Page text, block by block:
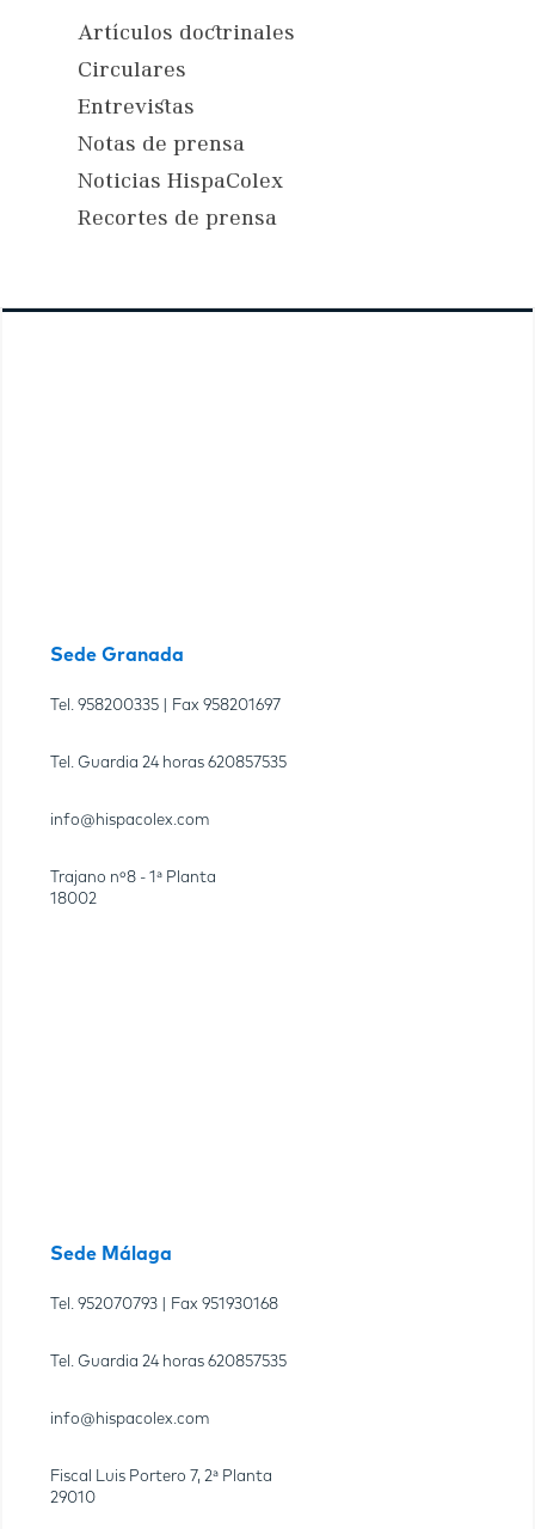
Artículos doctrinales
Circulares
Entrevistas
Notas de prensa
Noticias HispaColex
Recortes de prensa
Sede Granada
Tel. 958200335 | Fax 958201697
Tel. Guardia 24 horas 620857535
info@hispacolex.com
Trajano nº8 - 1ª Planta
18002
Sede Málaga
Tel. 952070793 | Fax 951930168
Tel. Guardia 24 horas 620857535
info@hispacolex.com
Fiscal Luis Portero 7, 2ª Planta
29010